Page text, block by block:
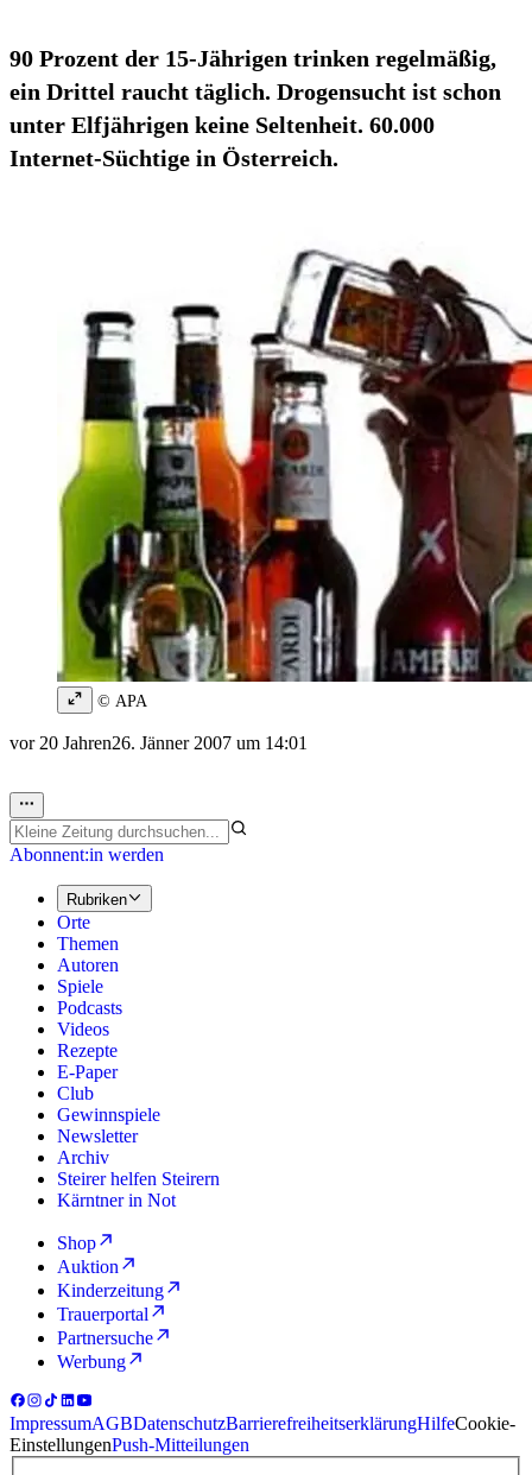
90 Prozent der 15-Jährigen trinken regelmäßig,
ein Drittel raucht täglich. Drogensucht ist schon
unter Elfjährigen keine Seltenheit. 60.000
Internet-Süchtige in Österreich.
© APA
vor 20 Jahren26. Jänner 2007 um 14:01
Abonnent:in werden
Rubriken
Orte
Themen
Autoren
Spiele
Podcasts
Videos
Rezepte
E-Paper
Club
Gewinnspiele
Newsletter
Archiv
Steirer helfen Steirern
Kärntner in Not
Shop
Auktion
Kinderzeitung
Trauerportal
Partnersuche
Werbung
ImpressumAGBDatenschutzBarrierefreiheitserklärungHilfeCookie-
EinstellungenPush-Mitteilungen